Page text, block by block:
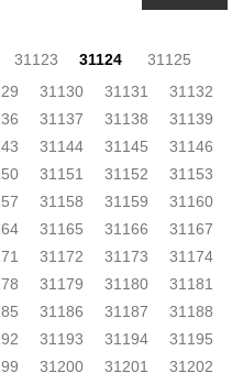
31123 31124
31125
31130 31131
31132
31137 31138
31139
31144 31145
31146
31151 31152
31153
31158 31159
31160
31165 31166
31167
31172 31173
31174
31179 31180
31181
31186 31187
31188
31193 31194
31195
31200 31201
31202